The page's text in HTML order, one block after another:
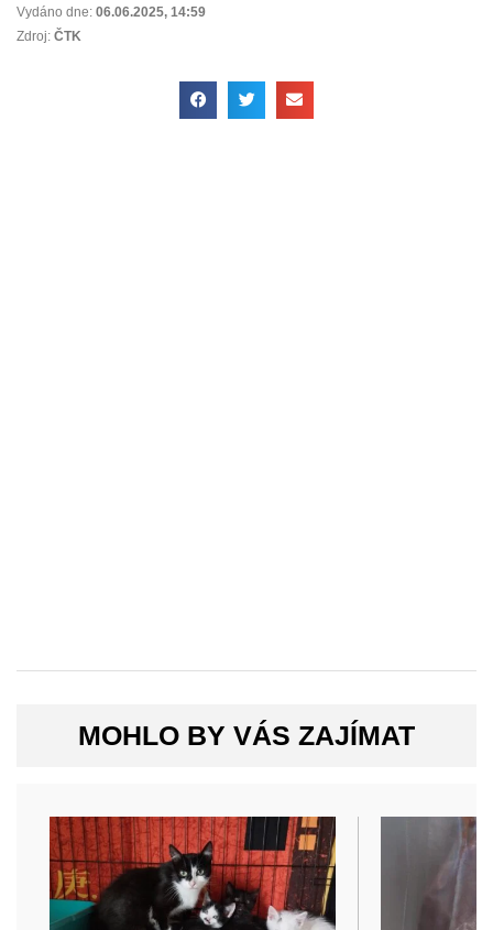
Vydáno dne: 06.06.2025, 14:59
Zdroj: ČTK
MOHLO BY VÁS ZAJÍMAT